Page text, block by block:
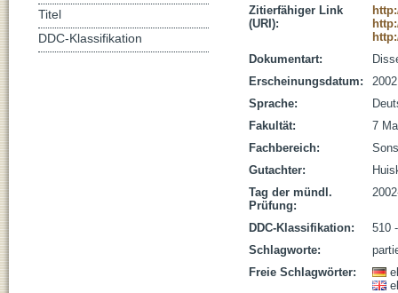
Zitierfähiger Link
(URI):
Dokumentart:
Erscheinungsdatum:
2002
Sprache:
Fakultät:
7
Fachbereich:
Gutachter:
Tag der mündl.
Prüfung:
DDC-Klassifikation:
510
Schlagworte:
Freie Schlagwörter:
Titel
DDC-Klassifikation